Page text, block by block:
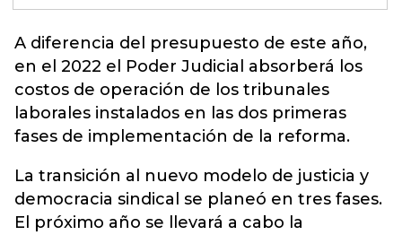
A diferencia del presupuesto de este año,
en el 2022 el Poder Judicial absorberá los
costos de operación de los tribunales
laborales instalados en las dos primeras
fases de implementación de la reforma.
La transición al nuevo modelo de justicia y
democracia sindical se planeó en tres fases.
El próximo año se llevará a cabo la